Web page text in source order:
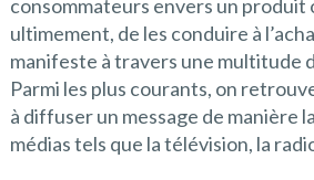
consommateurs envers un produit
ultimement, de les conduire à
manifeste à travers une multitude
Parmi les plus courants, on
à diffuser un message de manière
médias tels que la télévision, la